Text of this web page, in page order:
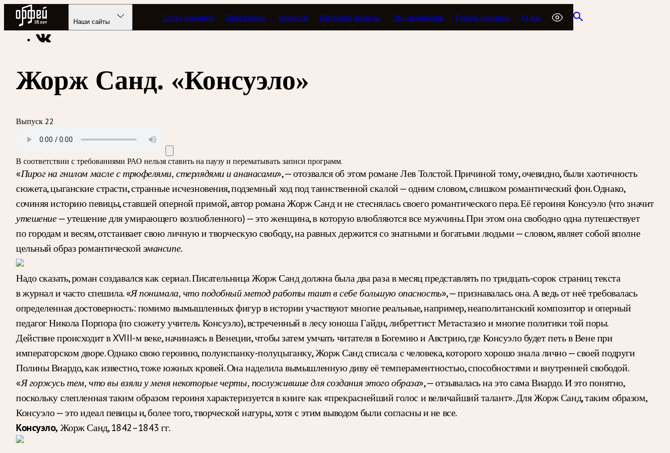
Радио Орфей
Наши сайты Сетка вещания Программы Новости Интернет-каналы Энциклопедия Города вещания О нас
Радио классической музыки «Орфей» Подкасты Литературные вариации
Жорж Санд. «Консуэло»
Выпуск 22
В соответствии с требованиями РАО нельзя ставить на паузу и перематывать записи программ.
«Пирог на гнилом масле с трюфелями, стерлядями и ананасами», — отозвался об этом романе Лев Толстой. Причиной тому, очевидно, были хаотичность
сюжета, цыганские страсти, странные исчезновения, подземный ход под таинственной скалой — одним словом, слишком романтический фон. Однако,
сочиняя историю певицы, ставшей оперной примой, автор романа Жорж Санд и не стеснялась своего романтического пера. Её героиня Консуэло (что значит
утешение— утешение для умирающего возлюбленного) — это женщина, в которую влюбляются все мужчины. При этом она свободно одна путешествует
по городам и весям, отстаивает свою личную и творческую свободу, на равных держится со знатными и богатыми людьми — словом, являет собой вполне
цельный образ романтическойэмансипе.
Надо сказать, роман создавался как сериал. Писательница Жорж Санд должна была два раза в месяц представлять по тридцать-сорок страниц текста
в журнал и часто спешила. «Я понимала, что подобный метод работы таит в себе большую опасность», — признавалась она. А ведь от неё требовалась
определенная достоверность: помимо вымышленных фигур в истории участвуют многие реальные, например, неаполитанский композитор и оперный
педагог Никола Порпора (по сюжету учитель Консуэло), встреченный в лесу юноша Гайдн, либреттист Метастазио и многие политики той поры.
Действие происходит в XVIII-м веке, начинаясь в Венеции, чтобы затем умчать читателя в Богемию и Австрию, где Консуэло будет петь в Вене при
императорском дворе. Однако свою героиню, полуиспанку-полуцыганку, Жорж Санд списала с человека, которого хорошо знала лично — своей подруги
Полины Виардо, как известно, тоже южных кровей. Она наделила вымышленную диву её темпераментностью, способностями и внутренней свободой.
«Я горжусь тем, что вы взяли у меня некоторые черты, послужившие для создания этого образа», — отзывалась на это сама Виардо. И это понятно,
поскольку слепленная таким образом героиня характеризуется в книге как «прекраснейший голос и величайший талант». Для Жорж Санд, таким образом,
Консуэло — это идеал певицы и, более того, творческой натуры, хотя с этим выводом были согласны и не все.
Консуэло, Жорж Санд, 1842–1843 гг.